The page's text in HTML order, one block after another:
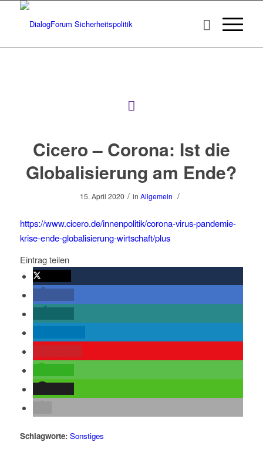
Cicero – Corona: Ist die
Globalisierung am Ende?
15. April 2020 / inAllgemein /
https://www.cicero.de/innenpolitik/corona-virus-pandemie-
krise-ende-globalisierung-wirtschaft/plus
Eintrag teilen
Schlagworte: Sonstiges